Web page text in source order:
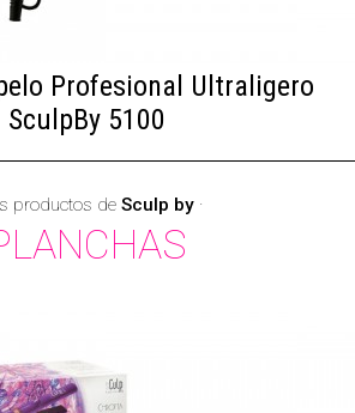
Profesional Ultraligero
SculpBy 5100
productos de Sculp by ·